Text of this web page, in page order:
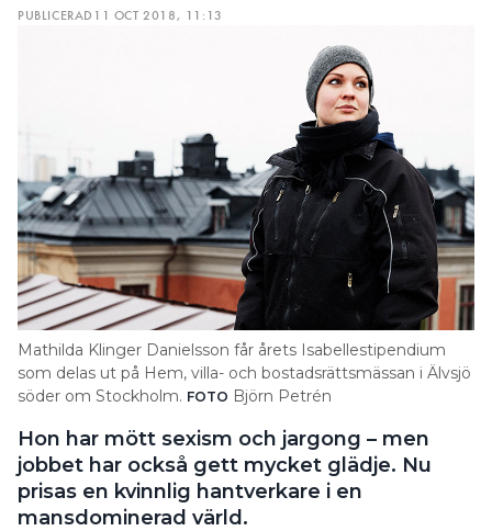
PUBLICERAD 11 OCT 2018, 11:13
Mathilda Klinger Danielsson får årets Isabellestipendium
som delas ut på Hem, villa- och bostadsrättsmässan i Älvsjö
söder om Stockholm. FOTO Björn Petrén
Hon har mött sexism och jargong – men
jobbet har också gett mycket glädje. Nu
prisas en kvinnlig hantverkare i en
mansdominerad värld.